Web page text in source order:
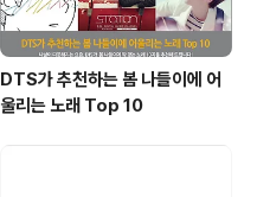
DTS가 추천하는 봄 나들이에 어
울리는 노래 Top 10